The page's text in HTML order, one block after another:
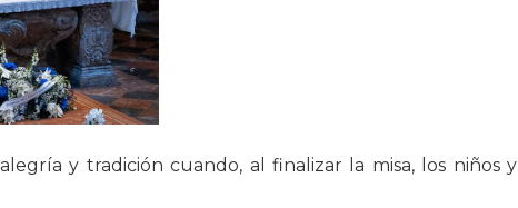
y tradición cuando, al finalizar la misa, los niños y